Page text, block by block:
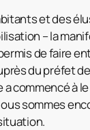
et des
– la
de faire
du préfet
commencé à
sommes